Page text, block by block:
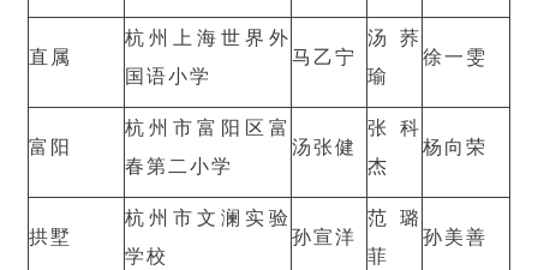
直属
杭州上海世界外
国语小学
马乙宁
汤荞
瑜
徐一雯
富阳
杭州市富阳区富
春第二小学
汤张健
张科
杰
杨向荣
拱墅
杭州市文澜实验
学校
孙宣洋
范璐
菲
孙美善